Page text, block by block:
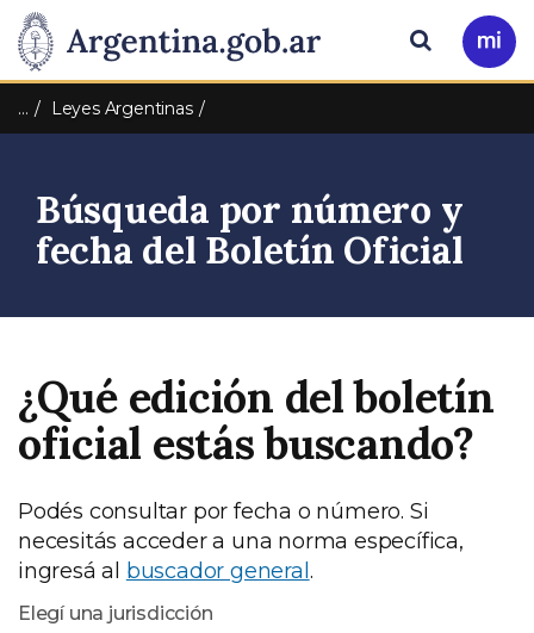
Presidencia
de
Nación
Pasar al contenido principal
Ir
a
Buscar
… Leyes Argentinas
Búsqueda por número y
fecha del Boletín Oficial
¿Qué edición del boletín
oficial estás buscando?
Podés consultar por fecha o número. Si
necesitás acceder a una norma específica,
ingresá al buscador general .
Elegí una jurisdicción